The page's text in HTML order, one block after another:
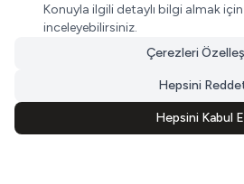
İnstagram
Konuyla ilgili detaylı bilgi almak için
inceleyebilirsiniz.
Çerezleri
Hepsini
Hepsini Kabul